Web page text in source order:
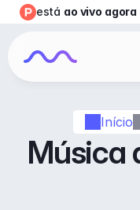
Início
Música
está ao vivo agora